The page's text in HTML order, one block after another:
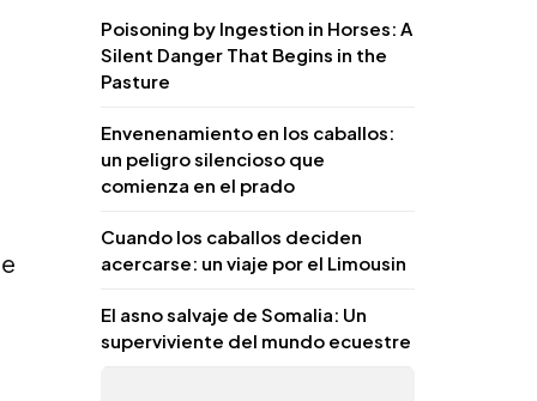
Poisoning by Ingestion in Horses: A
Silent Danger That Begins in the
Pasture
Envenenamiento en los caballos:
un peligro silencioso que
comienza en el prado
Cuando los caballos deciden
acercarse: un viaje por el Limousin
El asno salvaje de Somalia: Un
superviviente del mundo ecuestre